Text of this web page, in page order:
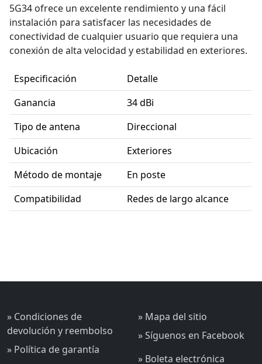
5G34 ofrece un excelente rendimiento y una fácil
instalación para satisfacer las necesidades de
conectividad de cualquier usuario que requiera una
conexión de alta velocidad y estabilidad en exteriores.
Especificación
Detalle
Ganancia
34 dBi
Tipo de antena
Direccional
Ubicación
Exteriores
Método de montaje
En poste
Compatibilidad
Redes de largo alcance
» Condiciones de
devolución y reembolso
» Política de garantía
» Mapa del sitio
» Síguenos en Facebook
» Boleta electrónica